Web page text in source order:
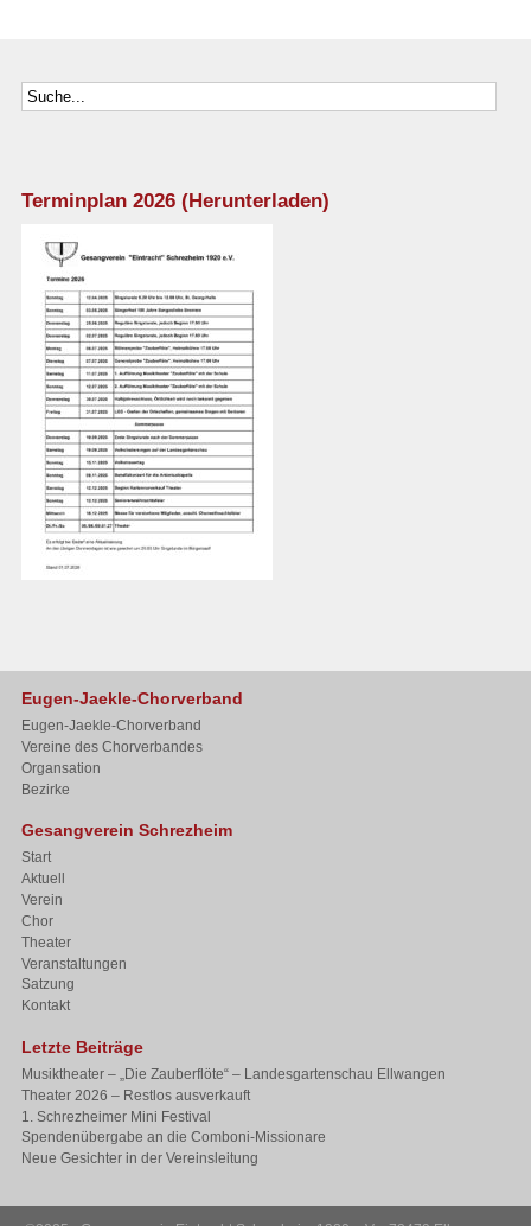
Terminplan 2026 (Herunterladen)
Eugen-Jaekle-Chorverband
Eugen-Jaekle-Chorverband
Vereine des Chorverbandes
Organsation
Bezirke
Gesangverein Schrezheim
Start
Aktuell
Verein
Chor
Theater
Veranstaltungen
Satzung
Kontakt
Letzte Beiträge
Musiktheater – „Die Zauberflöte“ – Landesgartenschau Ellwangen
Theater 2026 – Restlos ausverkauft
1. Schrezheimer Mini Festival
Spendenübergabe an die Comboni-Missionare
Neue Gesichter in der Vereinsleitung